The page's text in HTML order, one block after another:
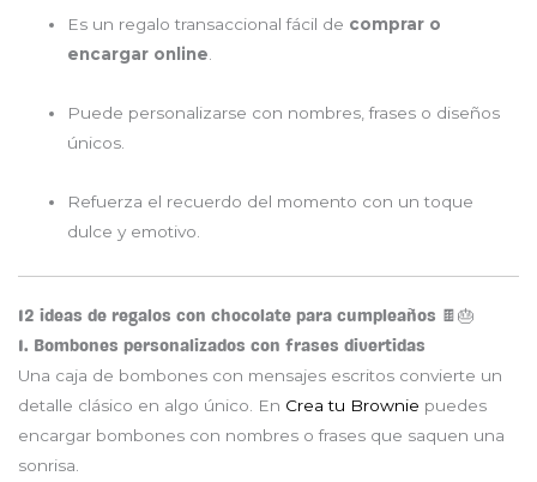
Es un regalo transaccional fácil de comprar o
encargar online
Puede personalizarse con nombres, frases o diseños
únicos.
Refuerza el recuerdo del momento con un toque
dulce y emotivo.
12 ideas de regalos con chocolate para cumpleaños 🍫🎂
1. Bombones personalizados con frases divertidas
Una caja de bombones con mensajes escritos convierte un
detalle clásico en algo único. En Crea tu Brownie puedes
encargar bombones con nombres o frases que saquen una
sonrisa.